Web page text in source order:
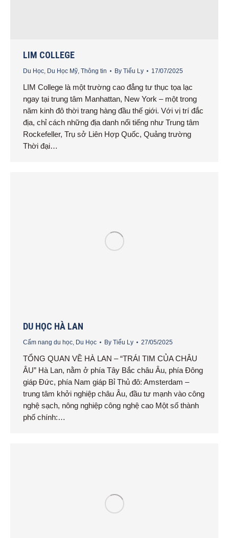
LIM COLLEGE
Du Học, Du Học Mỹ, Thông tin By Tiểu Ly 17/07/2025
LIM College là một trường cao đẳng tư thục tọa lạc
ngay tại trung tâm Manhattan, New York – một trong
năm kinh đô thời trang hàng đầu thế giới. Với vị trí đắc
địa, chỉ cách những địa danh nổi tiếng như Trung tâm
Rockefeller, Trụ sở Liên Hợp Quốc, Quảng trường
Thời đại…
DU HỌC HÀ LAN
Cẩm nang du học, Du Học By Tiểu Ly 27/05/2025
TỔNG QUAN VỀ HÀ LAN – “TRÁI TIM CỦA CHÂU
ÂU” Hà Lan, nằm ở phía Tây Bắc châu Âu, phía Đông
giáp Đức, phía Nam giáp Bỉ Thủ đô: Amsterdam –
trung tâm khởi nghiệp châu Âu, đầu tư mạnh vào công
nghệ sạch, nông nghiệp công nghệ cao Một số thành
phố chính:…